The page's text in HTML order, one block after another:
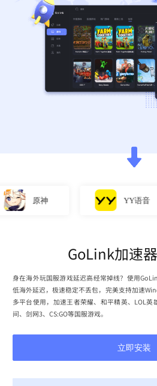
原神 YY语音
GoLink加速
身在海外玩国服游戏延迟高经常掉线？使用
低海外延迟，极速稳定不丢包，完美支持加速
多平台使用，加速王者荣耀、和平精英、LOL
间、剑网3、CS:GO等国服游戏。
立即安装